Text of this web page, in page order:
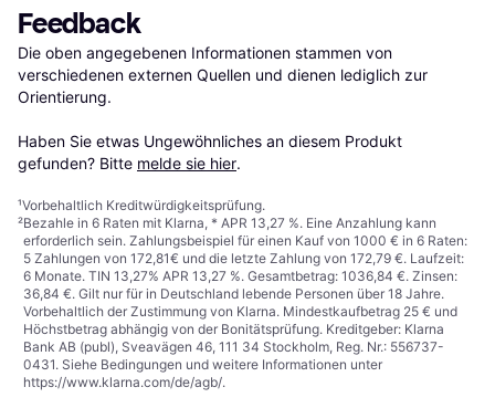
Feedback
Die oben angegebenen Informationen stammen von
verschiedenen externen Quellen und dienen lediglich zur
Orientierung.
Haben Sie etwas Ungewöhnliches an diesem Produkt
gefunden? Bitte melde sie hier.
¹Vorbehaltlich Kreditwürdigkeitsprüfung.
²Bezahle in 6 Raten mit Klarna, * APR 13,27 %. Eine Anzahlung kann
erforderlich sein. Zahlungsbeispiel für einen Kauf von 1000 € in 6 Raten:
5 Zahlungen von 172,81€ und die letzte Zahlung von 172,79 €. Laufzeit:
6 Monate. TIN 13,27% APR 13,27 %. Gesamtbetrag: 1036,84 €. Zinsen:
36,84 €. Gilt nur für in Deutschland lebende Personen über 18 Jahre.
Vorbehaltlich der Zustimmung von Klarna. Mindestkaufbetrag 25 € und
Höchstbetrag abhängig von der Bonitätsprüfung. Kreditgeber: Klarna
Bank AB (publ), Sveavägen 46, 111 34 Stockholm, Reg. Nr.: 556737-
0431. Siehe Bedingungen und weitere Informationen unter
https://www.klarna.com/de/agb/.